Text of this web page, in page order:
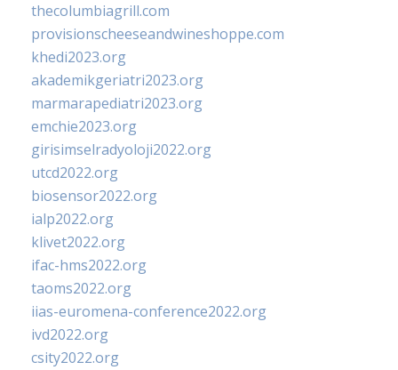
thecolumbiagrill.com
provisionscheeseandwineshoppe.com
khedi2023.org
akademikgeriatri2023.org
marmarapediatri2023.org
emchie2023.org
girisimselradyoloji2022.org
utcd2022.org
biosensor2022.org
ialp2022.org
klivet2022.org
ifac-hms2022.org
taoms2022.org
iias-euromena-conference2022.org
ivd2022.org
csity2022.org